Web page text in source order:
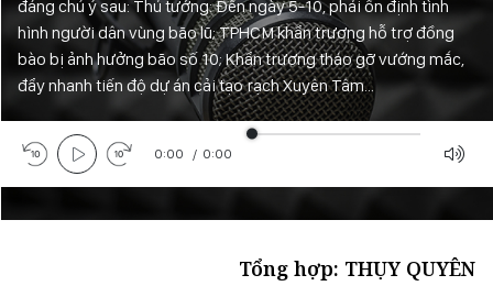
đáng chú ý sau: Thủ tướng: Đến ngày 5-10, phải ổn định tình
hình người dân vùng bão lũ; TPHCM khẩn trương hỗ trợ đồng
bào bị ảnh hưởng bão số 10; Khẩn trương tháo gỡ vướng mắc,
đẩy nhanh tiến độ dự án cải tạo rạch Xuyên Tâm...
0:00 / 0:00
Tổng hợp: THỤY QUYÊN